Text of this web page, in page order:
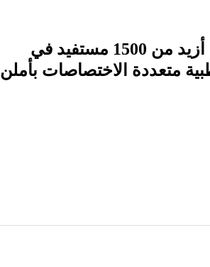
تافراوت .. أزيد من 1500 مستفيد في
متعددة الاختصاصات بأملن